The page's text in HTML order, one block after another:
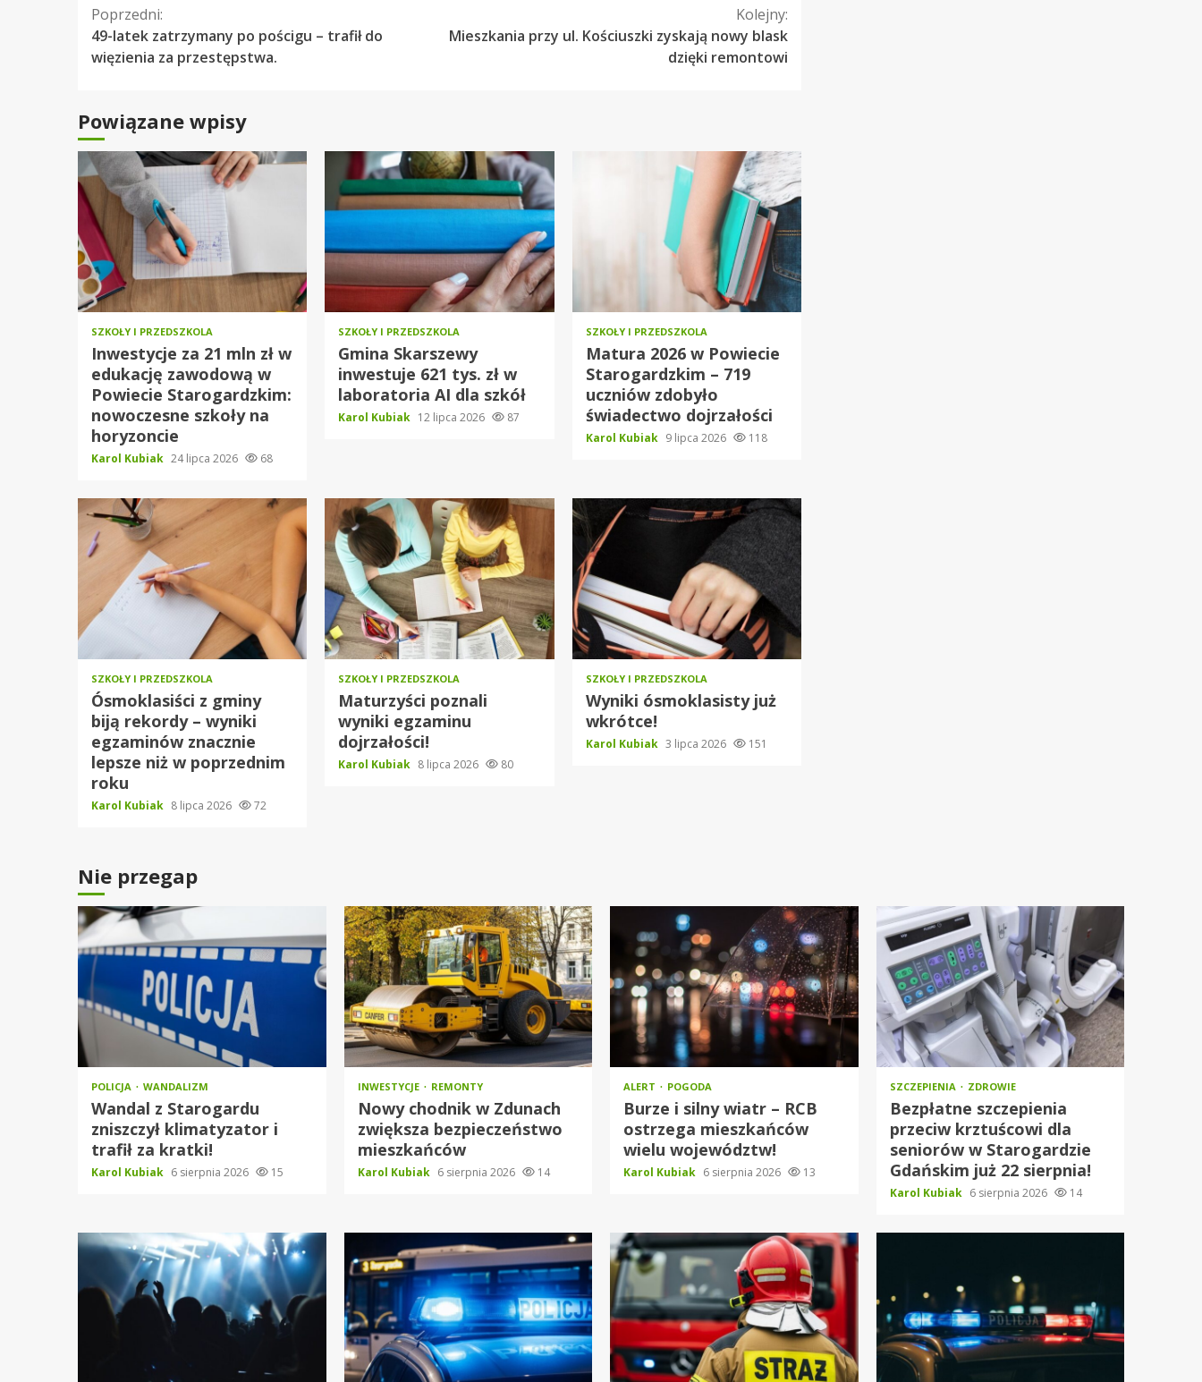
Kontynuuj
czytanie
Poprzedni:
49-latek zatrzymany po pościgu – trafił do
więzienia za przestępstwa.
Kolejny:
Mieszkania przy ul. Kościuszki zyskają nowy blask
dzięki remontowi
Powiązane wpisy
SZKOŁY I PRZEDSZKOLA
Inwestycje za 21 mln zł w
edukację zawodową w
Powiecie Starogardzkim:
nowoczesne szkoły na
horyzoncie
Karol Kubiak 24 lipca 2026 68
SZKOŁY I PRZEDSZKOLA
Gmina Skarszewy
inwestuje 621 tys. zł w
laboratoria AI dla szkół
Karol Kubiak 12 lipca 2026 87
SZKOŁY I PRZEDSZKOLA
Matura 2026 w Powiecie
Starogardzkim – 719
uczniów zdobyło
świadectwo dojrzałości
Karol Kubiak 9 lipca 2026 118
SZKOŁY I PRZEDSZKOLA
Ósmoklasiści z gminy
biją rekordy – wyniki
egzaminów znacznie
lepsze niż w poprzednim
roku
Karol Kubiak 8 lipca 2026 72
SZKOŁY I PRZEDSZKOLA
Maturzyści poznali
wyniki egzaminu
dojrzałości!
Karol Kubiak 8 lipca 2026 80
SZKOŁY I PRZEDSZKOLA
Wyniki ósmoklasisty już
wkrótce!
Karol Kubiak 3 lipca 2026 151
Nie przegap
POLICJA WANDALIZM
Wandal z Starogardu
zniszczył klimatyzator i
trafił za kratki!
Karol Kubiak 6 sierpnia 2026 15
INWESTYCJE REMONTY
Nowy chodnik w Zdunach
zwiększa bezpieczeństwo
mieszkańców
Karol Kubiak 6 sierpnia 2026 14
ALERT POGODA
Burze i silny wiatr – RCB
ostrzega mieszkańców
wielu województw!
Karol Kubiak 6 sierpnia 2026 13
SZCZEPIENIA ZDROWIE
Bezpłatne szczepienia
przeciw krztuścowi dla
seniorów w Starogardzie
Gdańskim już 22 sierpnia!
Karol Kubiak 6 sierpnia 2026 14